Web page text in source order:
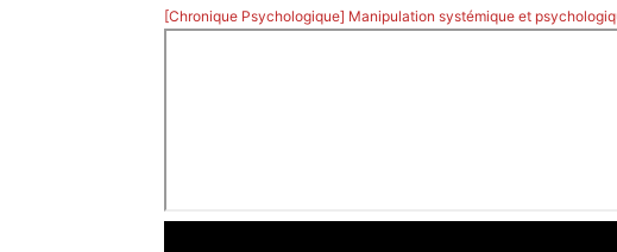
[Chronique Psychologique] Manipulation systémique et